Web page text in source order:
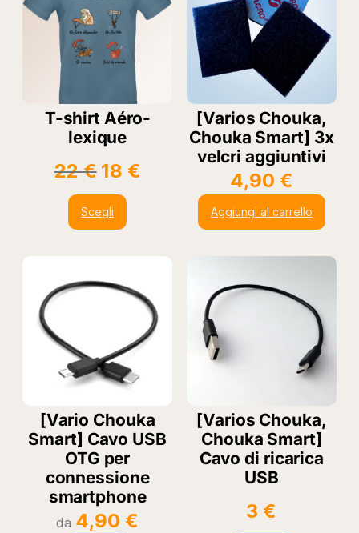
T-shirt Aéro-
lexique
22€ Il
prezzo
originale
era:
22 €.
18 €
Scegli
[Varios Chouka,
Chouka Smart] 3x
velcri aggiuntivi
4,90 €
Aggiungi al carrello
[Vario Chouka
Smart] Cavo USB
OTG per
connessione
smartphone
da 4,90 €
[Varios Chouka,
Chouka Smart]
Cavo di ricarica
USB
3 €